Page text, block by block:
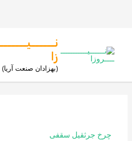
زا
(بهزادان صنعت آریا)
چرخ جرثقیل سقفی